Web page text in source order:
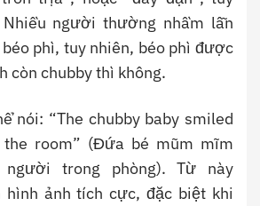
người thường nhầm lẫn
phì, tuy nhiên, béo phì được
còn chubby thì không.
nói: “The chubby baby smiled
room” (Đứa bé mũm mĩm
trong phòng). Từ này
ảnh tích cực, đặc biệt khi